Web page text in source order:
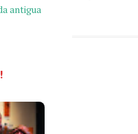
antigua